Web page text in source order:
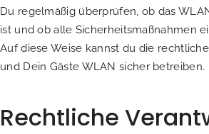
Du regelmäßig überprüfen, ob das
ist und ob alle Sicherheitsmaßnahmen
Auf diese Weise kannst du die
und Dein Gäste WLAN sicher betreiben.
Rechtliche